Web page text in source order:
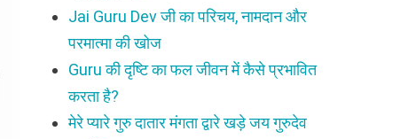
Jai Guru Dev जी का परिचय, नामदान और
परमात्मा की खोज
Guru की दृष्टि का फल जीवन में कैसे प्रभावित
करता है?
मेरे प्यारे गुरु दातार मंगता द्वारे खड़े जय गुरुदेव